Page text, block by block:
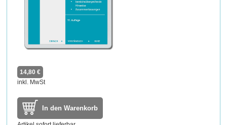
14,80 €
inkl. MwSt
In den Warenkorb